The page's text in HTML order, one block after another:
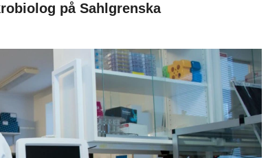
på Sahlgrenska